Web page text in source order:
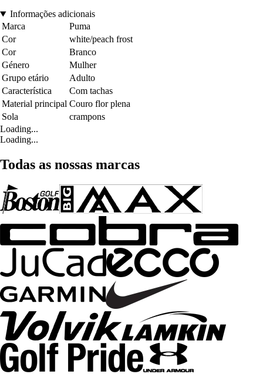
Informações adicionais
Marca
Puma
Cor
white/peach frost
Cor
Branco
Género
Mulher
Grupo etário
Adulto
Característica
Com tachas
Material principal Couro flor plena
Sola
crampons
Loading...
Loading...
Todas as nossas marcas